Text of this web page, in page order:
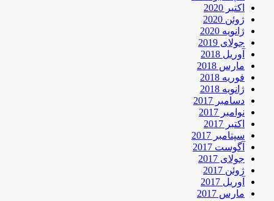
اکتبر 2020
ژوئن 2020
ژانویه 2020
جولای 2019
آوریل 2018
مارس 2018
فوریه 2018
ژانویه 2018
دسامبر 2017
نوامبر 2017
اکتبر 2017
سپتامبر 2017
آگوست 2017
جولای 2017
ژوئن 2017
آوریل 2017
مارس 2017